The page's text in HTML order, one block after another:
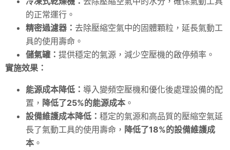
的正常運行。
精密過濾器： 去除壓縮空氣中的固體顆粒，延長氣動工
具的使用壽命。
儲氣罐： 提供穩定的氣源，減少空壓機的啟停頻率。
實施效果：
能源成本降低： 導入變頻空壓機和優化後處理設備的配
置， 降低了25%的能源成本 。
設備維護成本降低： 穩定的氣源和高品質的壓縮空氣延
長了氣動工具的使用壽命， 降低了18%的設備維護成
本 。